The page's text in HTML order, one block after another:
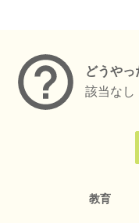
どうやっ
該当なし
教育